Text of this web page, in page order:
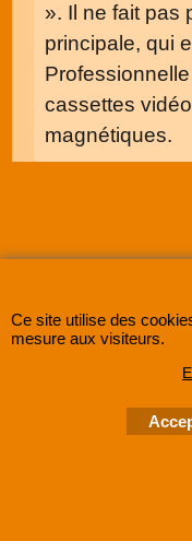
». Il ne fait pas
principale, qui
cassettes
magnétiques.
Sociétés sous
Ce site utilise des
mesure aux visiteurs.